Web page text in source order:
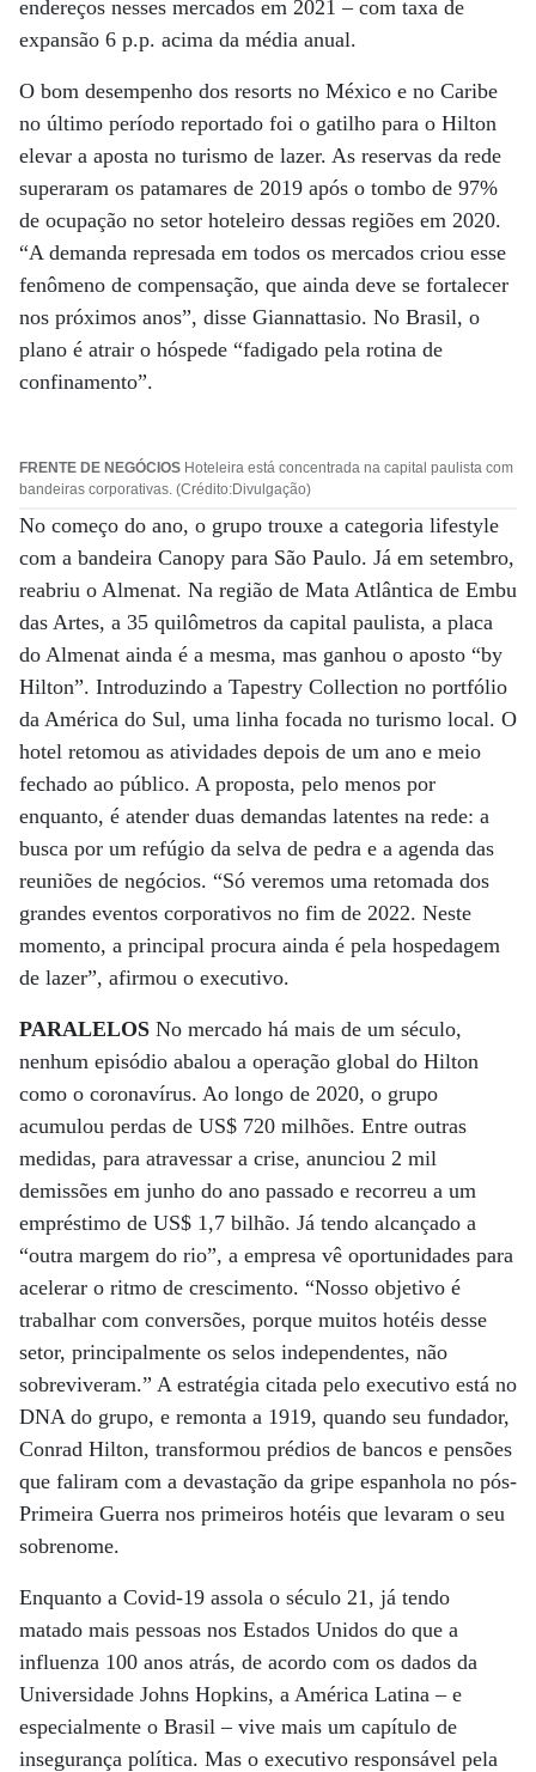
endereços nesses mercados em 2021 – com taxa de
expansão 6 p.p. acima da média anual.
O bom desempenho dos resorts no México e no Caribe
no último período reportado foi o gatilho para o Hilton
elevar a aposta no turismo de lazer. As reservas da rede
superaram os patamares de 2019 após o tombo de 97%
de ocupação no setor hoteleiro dessas regiões em 2020.
“A demanda represada em todos os mercados criou esse
fenômeno de compensação, que ainda deve se fortalecer
nos próximos anos”, disse Giannattasio. No Brasil, o
plano é atrair o hóspede “fadigado pela rotina de
confinamento”.
FRENTE DE NEGÓCIOS Hoteleira está concentrada na capital paulista com
bandeiras corporativas. (Crédito:Divulgação)
No começo do ano, o grupo trouxe a categoria lifestyle
com a bandeira Canopy para São Paulo. Já em setembro,
reabriu o Almenat. Na região de Mata Atlântica de Embu
das Artes, a 35 quilômetros da capital paulista, a placa
do Almenat ainda é a mesma, mas ganhou o aposto “by
Hilton”. Introduzindo a Tapestry Collection no portfólio
da América do Sul, uma linha focada no turismo local. O
hotel retomou as atividades depois de um ano e meio
fechado ao público. A proposta, pelo menos por
enquanto, é atender duas demandas latentes na rede: a
busca por um refúgio da selva de pedra e a agenda das
reuniões de negócios. “Só veremos uma retomada dos
grandes eventos corporativos no fim de 2022. Neste
momento, a principal procura ainda é pela hospedagem
de lazer”, afirmou o executivo.
PARALELOS No mercado há mais de um século,
nenhum episódio abalou a operação global do Hilton
como o coronavírus. Ao longo de 2020, o grupo
acumulou perdas de US$ 720 milhões. Entre outras
medidas, para atravessar a crise, anunciou 2 mil
demissões em junho do ano passado e recorreu a um
empréstimo de US$ 1,7 bilhão. Já tendo alcançado a
“outra margem do rio”, a empresa vê oportunidades para
acelerar o ritmo de crescimento. “Nosso objetivo é
trabalhar com conversões, porque muitos hotéis desse
setor, principalmente os selos independentes, não
sobreviveram.” A estratégia citada pelo executivo está no
DNA do grupo, e remonta a 1919, quando seu fundador,
Conrad Hilton, transformou prédios de bancos e pensões
que faliram com a devastação da gripe espanhola no pós-
Primeira Guerra nos primeiros hotéis que levaram o seu
sobrenome.
Enquanto a Covid-19 assola o século 21, já tendo
matado mais pessoas nos Estados Unidos do que a
influenza 100 anos atrás, de acordo com os dados da
Universidade Johns Hopkins, a América Latina – e
especialmente o Brasil – vive mais um capítulo de
insegurança política. Mas o executivo responsável pela